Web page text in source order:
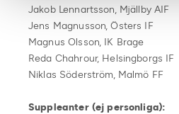
Jakob Lennartsson, Mjällby AIF
Jens Magnusson, Östers IF
Magnus Olsson, IK Brage
Reda Chahrour, Helsingborgs IF
Niklas Söderström, Malmö FF
Suppleanter (ej personliga):